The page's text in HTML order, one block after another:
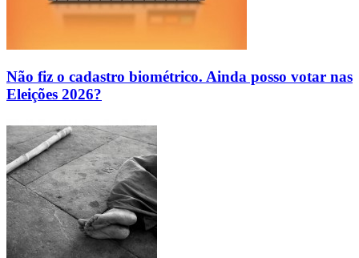
Não fiz o cadastro biométrico. Ainda posso votar nas
Eleições 2026?